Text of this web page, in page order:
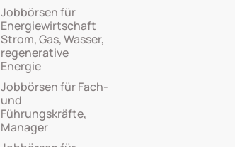
Jobbörsen für
Energiewirtschaft
Strom, Gas, Wasser,
regenerative
Energie
Jobbörsen für Fach-
und
Führungskräfte,
Manager